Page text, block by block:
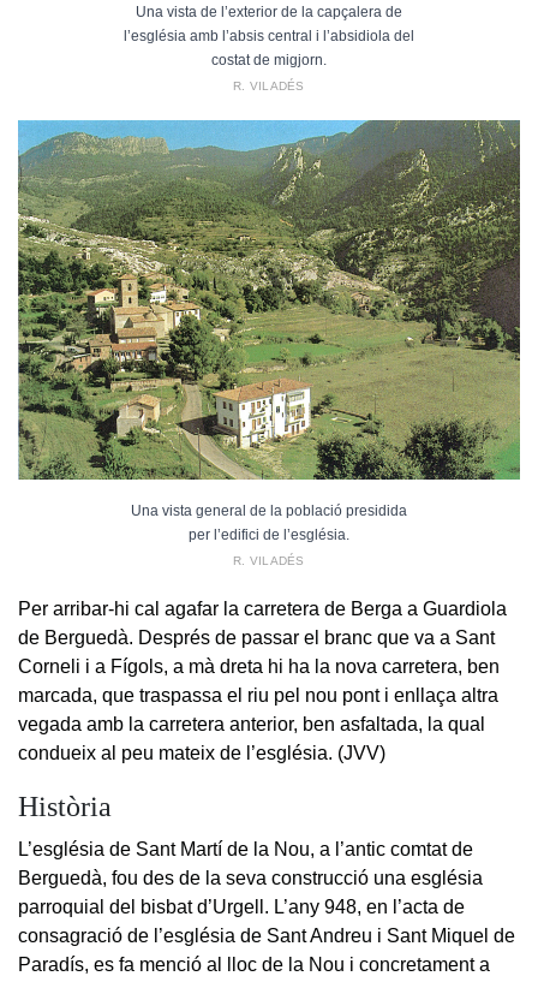
Una vista de l’exterior de la capçalera de
l’església amb l’absis central i l’absidiola del
costat de migjorn.
R. VILADÉS
Una vista general de la població presidida
per l’edifici de l’església.
R. VILADÉS
Per arribar-hi cal agafar la carretera de Berga a Guardiola
de Berguedà. Després de passar el branc que va a Sant
Corneli i a Fígols, a mà dreta hi ha la nova carretera, ben
marcada, que traspassa el riu pel nou pont i enllaça altra
vegada amb la carretera anterior, ben asfaltada, la qual
condueix al peu mateix de l’església. (JVV)
Història
L’església de Sant Martí de la Nou, a l’antic comtat de
Berguedà, fou des de la seva construcció una església
parroquial del bisbat d’Urgell. L’any 948, en l’acta de
consagració de l’església de Sant Andreu i Sant Miquel de
Paradís, es fa menció al lloc de la Nou i concretament a